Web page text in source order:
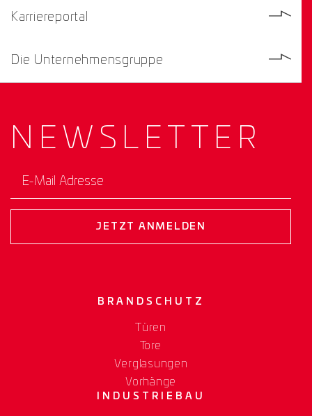
Karriereportal
Die Unternehmensgruppe
NEWS­ LETTER
E-Mail Adresse
JETZT ANMELDEN
BRANDSCHUTZ
Türen
Tore
Verglasungen
Vorhänge
INDUSTRIEBAU